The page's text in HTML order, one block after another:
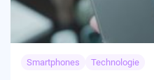
Smartphones Technologie